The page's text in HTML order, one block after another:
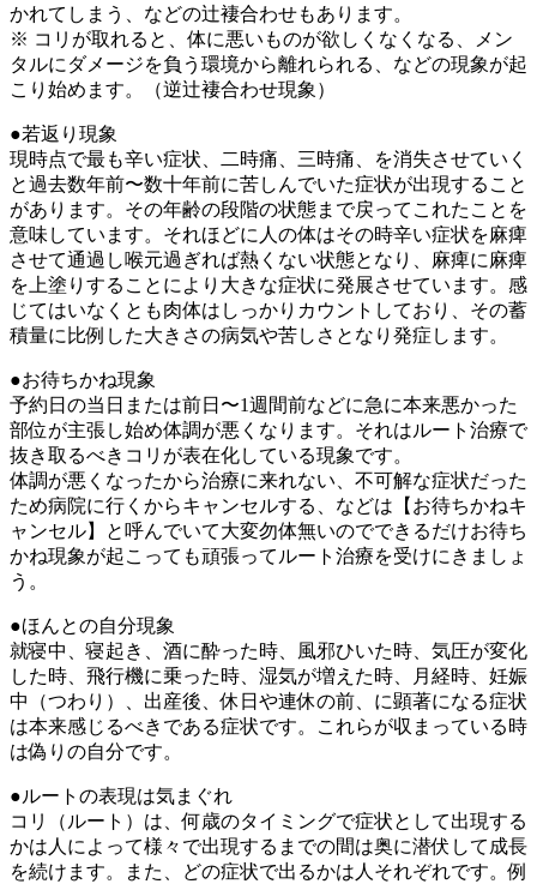
かれてしまう、などの辻褄合わせもあります。
※ コリが取れると、体に悪いものが欲しくなくなる、メン
タルにダメージを負う環境から離れられる、などの現象が起
こり始めます。（逆辻褄合わせ現象）
●若返り現象
現時点で最も辛い症状、二時痛、三時痛、を消失させていく
と過去数年前〜数十年前に苦しんでいた症状が出現すること
があります。その年齢の段階の状態まで戻ってこれたことを
意味しています。それほどに人の体はその時辛い症状を麻痺
させて通過し喉元過ぎれば熱くない状態となり、麻痺に麻痺
を上塗りすることにより大きな症状に発展させています。感
じてはいなくとも肉体はしっかりカウントしており、その蓄
積量に比例した大きさの病気や苦しさとなり発症します。
●お待ちかね現象
予約日の当日または前日〜1週間前などに急に本来悪かった
部位が主張し始め体調が悪くなります。それはルート治療で
抜き取るべきコリが表在化している現象です。
体調が悪くなったから治療に来れない、不可解な症状だった
ため病院に行くからキャンセルする、などは【お待ちかねキ
ャンセル】と呼んでいて大変勿体無いのでできるだけお待ち
かね現象が起こっても頑張ってルート治療を受けにきましょ
う。
●ほんとの自分現象
就寝中、寝起き、酒に酔った時、風邪ひいた時、気圧が変化
した時、飛行機に乗った時、湿気が増えた時、月経時、妊娠
中（つわり）、出産後、休日や連休の前、に顕著になる症状
は本来感じるべきである症状です。これらが収まっている時
は偽りの自分です。
●ルートの表現は気まぐれ
コリ（ルート）は、何歳のタイミングで症状として出現する
かは人によって様々で出現するまでの間は奥に潜伏して成長
を続けます。また、どの症状で出るかは人それぞれです。例